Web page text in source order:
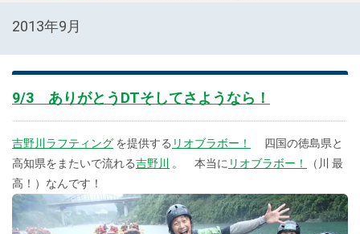
2013年9月
9/3 ありがとうDTそしてさようなら！
吉野川ラフティング を提供する リオブラボー！
四国の徳島県と
高知県をまたいで流れる吉野川 。 本当に リオブラボー！
（川 最
高！）なんです！